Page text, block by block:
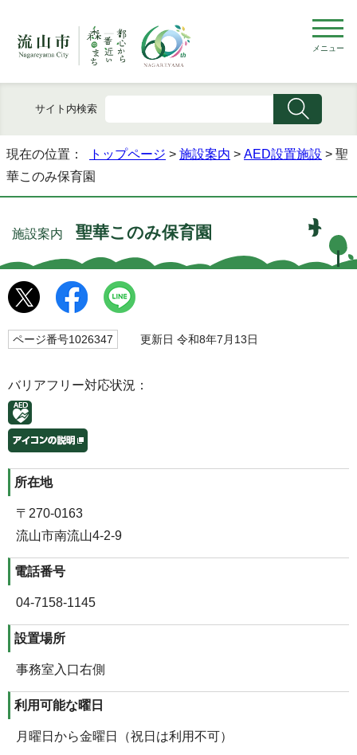
メニュー
サイト内検索
現在の位置： トップページ > 施設案内 > AED設置施設 > 聖
華このみ保育園
施設案内 聖華このみ保育園
ページ番号1026347 更新日 令和8年7月13日
バリアフリー対応状況：
所在地
〒270-0163
流山市南流山4‐2‐9
電話番号
04‐7158‐1145
設置場所
事務室入口右側
利用可能な曜日
月曜日から金曜日（祝日は利用不可）